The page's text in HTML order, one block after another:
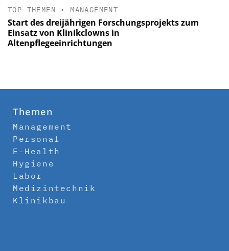
TOP-THEMEN • MANAGEMENT
Start des dreijährigen Forschungsprojekts zum
Einsatz von Klinikclowns in
Altenpflegeeinrichtungen
Themen
Management
Personal
E-Health
Hygiene
Labor
Medizintechnik
Klinikbau